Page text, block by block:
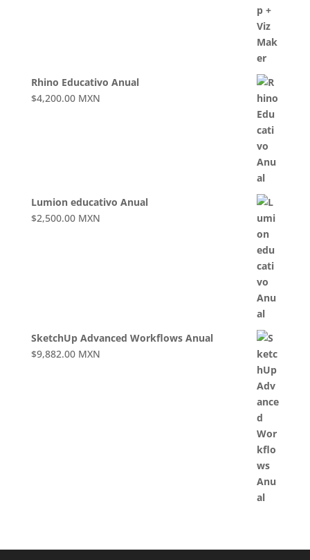
Rhino Educativo Anual
$4,200.00 MXN
Lumion educativo Anual
$2,500.00 MXN
SketchUp Advanced Workflows Anual
$9,882.00 MXN